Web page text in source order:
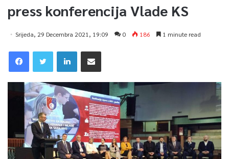
press konferencija Vlade KS
Srijeda, 29 Decembra 2021, 19:09 0 186 1 minute read